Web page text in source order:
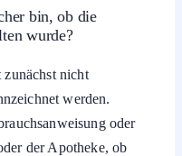
bin, ob die
wurde?
zunächst nicht
werden.
oder
der Apotheke, ob